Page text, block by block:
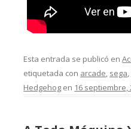
Esta entrada se publicó en
etiquetada con arcade, sega,
Hedgehog en 16 septiembre,